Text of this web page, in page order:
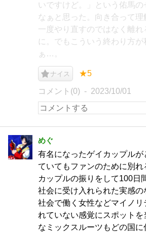
いですけど。」という佑馬
なぁと思った。向き合って理
一度やり直すのではなく離
に。でもこういう終わり方
ぁ…。
ナイス ★5
コメント(0) 2023/10/01
めぐ
有名になったゲイカップル
ていてもファンのために別
カップルの振りをして100日
社会に受け入れられた実感
社会で働く女性などマイノリ
れていない感覚にスポット
なミックスルーツもどの国